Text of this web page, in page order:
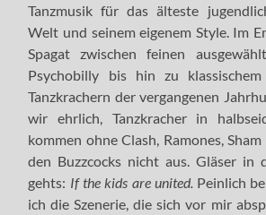
Tanzmusik für das älteste
Welt und seinem eigenem Style. Im
Spagat zwischen feinen
Psychobilly bis hin zu
Tanzkrachern der vergangenen
wir ehrlich, Tanzkracher in
kommen ohne Clash, Ramones,
den Buzzcocks nicht aus. Gläser in
gehts: If the kids are united. Peinlich
ich die Szenerie, die sich vor mir